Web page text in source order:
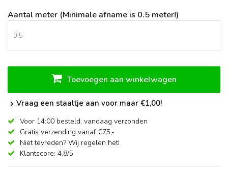
Aantal meter (Minimale afname is 0.5 meter!)
Toevoegen aan winkelwagen
Vraag een staaltje aan voor maar €1,00!
Voor 14:00 besteld, vandaag verzonden
Gratis verzending vanaf €75,-
Niet tevreden? Wij regelen het!
Klantscore: 4,8/5